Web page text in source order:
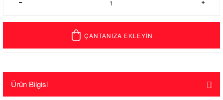
ÇANTANIZA EKLEYİN
Ürün Bilgisi